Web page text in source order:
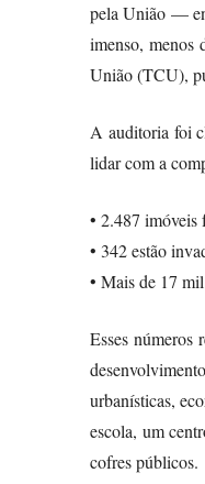
pela União —
imenso, menos
União (TCU),
A auditoria foi
lidar com a
• 2.487 imóveis
• 342 estão
• Mais de 17
Esses números
urbanísticas,
escola, um
cofres públicos.